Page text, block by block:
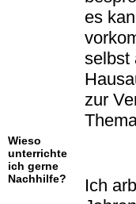
es
selbst
zur
Wieso
unterrichte
ich gerne
Nachhilfe?
Ich